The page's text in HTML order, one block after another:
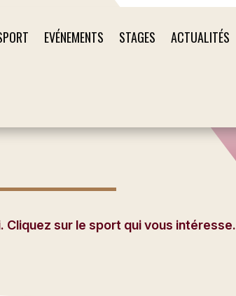
EVÉNEMENTS STAGES ACTUALITÉS
sur le sport qui vous intéresse.